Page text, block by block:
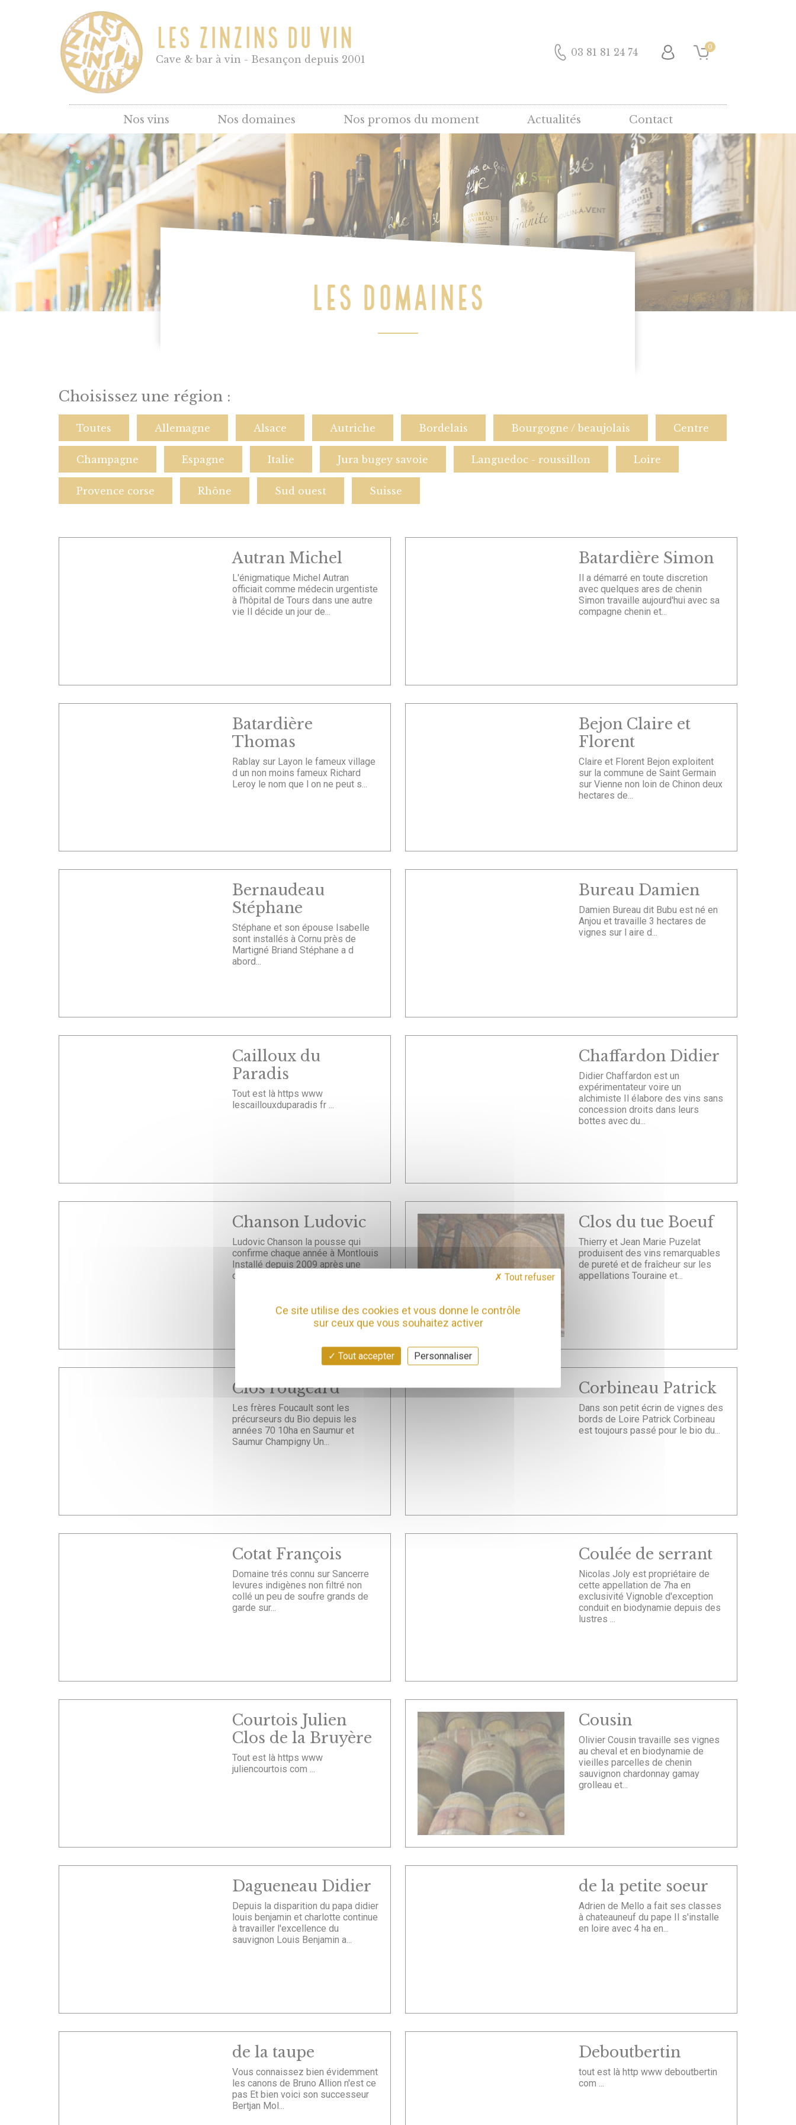
LES ZINZINS DU VIN
Cave & bar à vin - Besançon depuis 2001
03 81 81 24 74 0
Nos vins Nos domaines Nos promos du moment Actualités Contact
LES DOMAINES
Choisissez une région :
Toutes Allemagne Alsace Autriche Bordelais Bourgogne / beaujolais Centre
Champagne Espagne Italie Jura bugey savoie Languedoc - roussillon Loire
Provence corse Rhône Sud ouest Suisse
Autran Michel
L'énigmatique Michel Autran
officiait comme médecin urgentiste
à l'hôpital de Tours dans une autre
vie Il décide un jour de...
Batardière Simon
Il a démarré en toute discretion
avec quelques ares de chenin
Simon travaille aujourd'hui avec sa
compagne chenin et...
Batardière
Thomas
Rablay sur Layon le fameux village
d un non moins fameux Richard
Leroy le nom que l on ne peut s...
Bejon Claire et
Florent
Claire et Florent Bejon exploitent
sur la commune de Saint Germain
sur Vienne non loin de Chinon deux
hectares de...
Bernaudeau
Stéphane
Stéphane et son épouse Isabelle
sont installés à Cornu près de
Martigné Briand Stéphane a d
abord...
Bureau Damien
Damien Bureau dit Bubu est né en
Anjou et travaille 3 hectares de
vignes sur l aire d...
Cailloux du
Paradis
Tout est là https www
lescaillouxduparadis fr ...
Chaffardon Didier
Didier Chaffardon est un
expérimentateur voire un
alchimiste Il élabore des vins sans
concession droits dans leurs
bottes avec du...
Chanson Ludovic
Ludovic Chanson la pousse qui
confirme chaque année à Montlouis
Installé depuis 2009 après une
carrière dans la...
Clos du tue Boeuf
Thierry et Jean Marie Puzelat
produisent des vins remarquables
de pureté et de fraîcheur sur les
appellations Touraine et...
Clos rougeard
Les frères Foucault sont les
précurseurs du Bio depuis les
années 70 10ha en Saumur et
Saumur Champigny Un...
Corbineau Patrick
Dans son petit écrin de vignes des
bords de Loire Patrick Corbineau
est toujours passé pour le bio du...
Cotat François
Domaine trés connu sur Sancerre
levures indigènes non filtré non
collé un peu de soufre grands de
garde sur...
Coulée de serrant
Nicolas Joly est propriétaire de
cette appellation de 7ha en
exclusivité Vignoble d'exception
conduit en biodynamie depuis des
lustres ...
Courtois Julien
Clos de la Bruyère
Tout est là https www
juliencourtois com ...
Cousin
Olivier Cousin travaille ses vignes
au cheval et en biodynamie de
vieilles parcelles de chenin
sauvignon chardonnay gamay
grolleau et...
Dagueneau Didier
Depuis la disparition du papa didier
louis benjamin et charlotte continue
à travailler l'excellence du
sauvignon Louis Benjamin a...
de la petite soeur
Adrien de Mello a fait ses classes
à chateauneuf du pape Il s'installe
en loire avec 4 ha en...
de la taupe
Vous connaissez bien évidemment
les canons de Bruno Allion n'est ce
pas Et bien voici son successeur
Bertjan Mol...
Deboutbertin
tout est là http www deboutbertin
com ...
Ce site utilise des cookies et vous donne le contrôle
sur ceux que vous souhaitez activer
Tout accepter
Tout refuser
Personnaliser